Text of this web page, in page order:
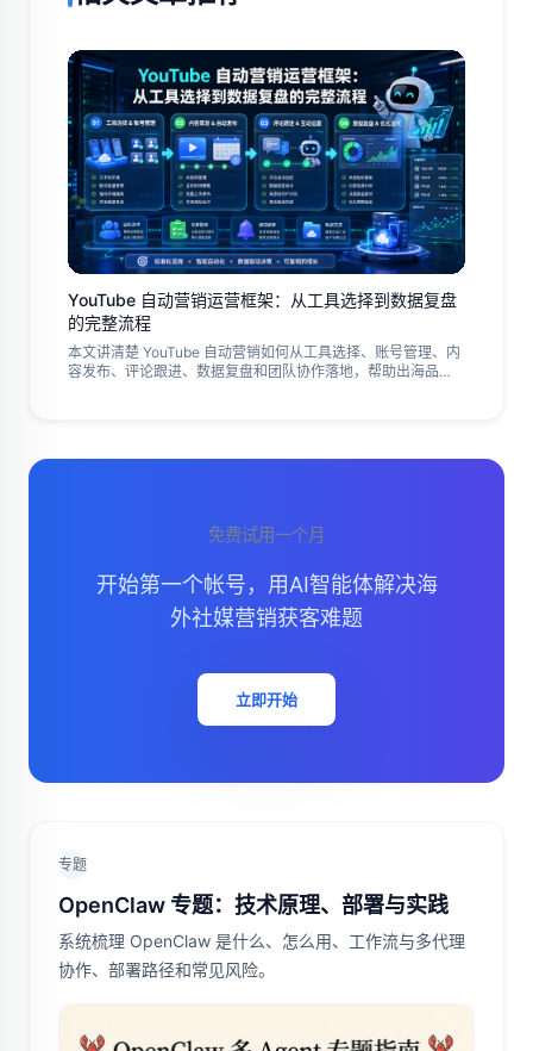
YouTube 自动营销运营框架：从工具选择到数据复盘
的完整流程
本文讲清楚 YouTube 自动营销如何从工具选择、账号管理、内
容发布、评论跟进、数据复盘和团队协作落地，帮助出海品
免费试用一个月
开始第一个帐号，用AI智能体解决海
外社媒营销获客难题
立即开始
专题
OpenClaw 专题：技术原理、部署与实践
系统梳理 OpenClaw 是什么、怎么用、工作流与多代理
协作、部署路径和常见风险。